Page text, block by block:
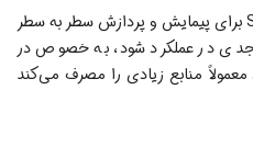
استفاده از Cursorها در SQL Server برای پیمایش و پردازش سطر به سطر
جدی در عملکرد شود، به خصوص در
منابع زیادی را مصرف می‌کند